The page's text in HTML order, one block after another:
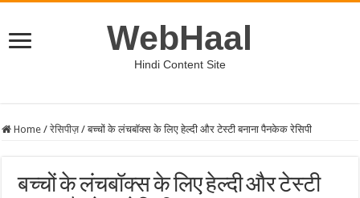
WebHaal
Hindi Content Site
Home / रेसिपीज़ / बच्चों के लंचबॉक्स के लिए हेल्दी और टेस्टी बनाना पैनकेक रेसिपी
बच्चों के लंचबॉक्स के लिए हेल्दी और टेस्टी